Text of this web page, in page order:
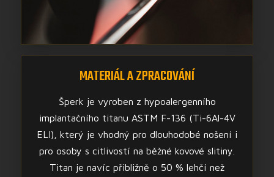
MATERIÁL A ZPRACOVÁNÍ
Šperk je vyroben z hypoalergenního
implantačního titanu ASTM F-136 (Ti-6Al-4V
ELI), který je vhodný pro dlouhodobé nošení i
pro osoby s citlivostí na běžné kovové slitiny.
Titan je navíc přibližně o 50 % lehčí než